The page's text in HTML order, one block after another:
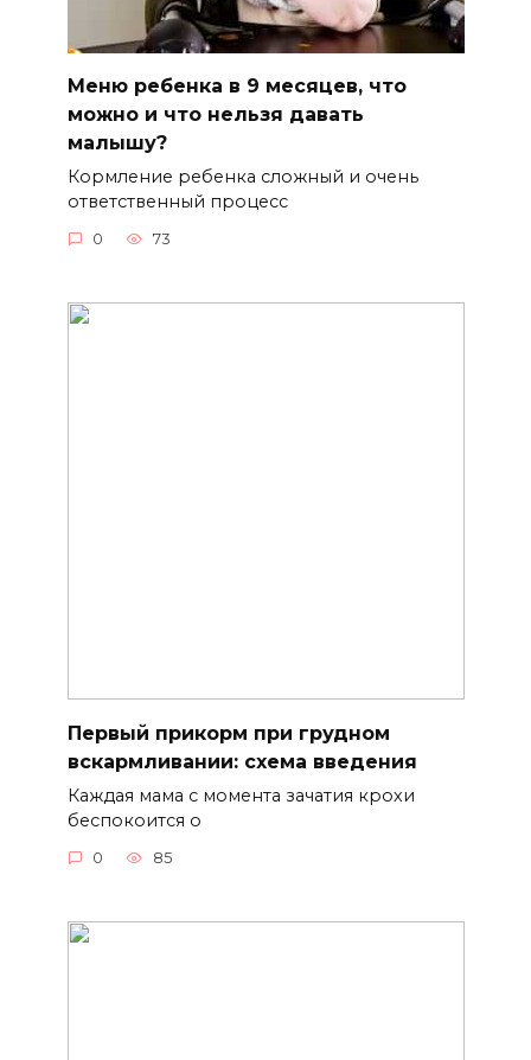
Меню ребенка в 9 месяцев, что
можно и что нельзя давать
малышу?
Кормление ребенка сложный и очень
ответственный процесс
0 73
Первый прикорм при грудном
вскармливании: схема введения
Каждая мама с момента зачатия крохи
беспокоится о
0 85